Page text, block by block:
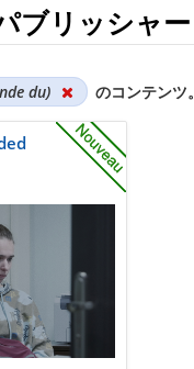
ブリッシャー
du) のコンテンツ。